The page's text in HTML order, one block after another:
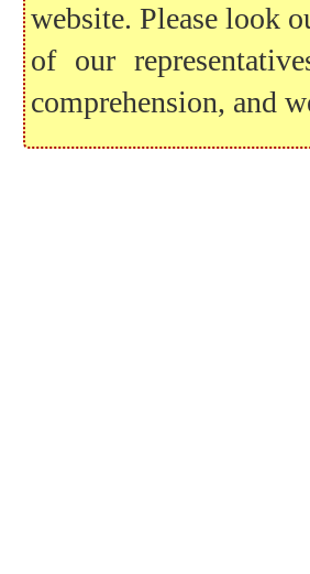
website. Please look
of our
comprehension, and